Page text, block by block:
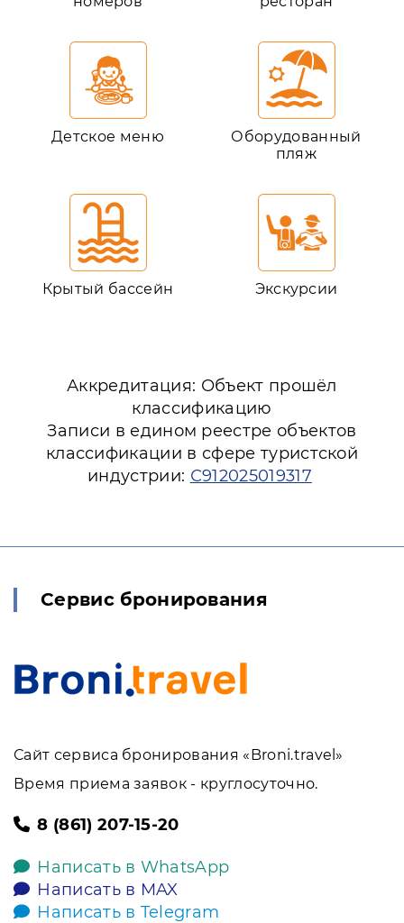
Детское меню
Оборудованный
пляж
Крытый бассейн Экскурсии
Аккредитация: Объект прошёл
классификацию
Записи в едином реестре объектов
классификации в сфере туристской
индустрии: С912025019317
Сервис бронирования
Сайт сервиса бронирования «Broni.travel»
Время приема заявок - круглосуточно.
8 (861) 207-15-20
Написать в WhatsApp
Написать в MAX
Написать в Telegram